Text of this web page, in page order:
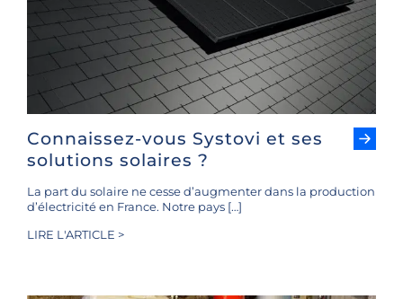
Connaissez-vous Systovi et ses
solutions solaires ?
La part du solaire ne cesse d’augmenter dans la production
d’électricité en France. Notre pays […]
LIRE L'ARTICLE >